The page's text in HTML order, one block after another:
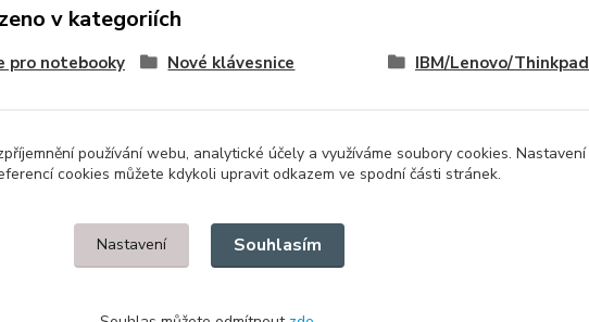
v kategoriích
pro notebooky Nové klávesnice IBM/Lenovo/Thinkpad
Upravit sběr cookies.
používání webu, analytické účely a využíváme soubory cookies. Nastavení
cookies můžete kdykoli upravit odkazem ve spodní části stránek.
Nastavení Souhlasím